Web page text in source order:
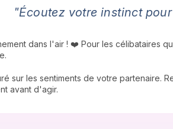
"Écoutez votre instinct
dans l'air ! ❤️ Pour les célibataires
sur les sentiments de votre partenaire.
avant d'agir.